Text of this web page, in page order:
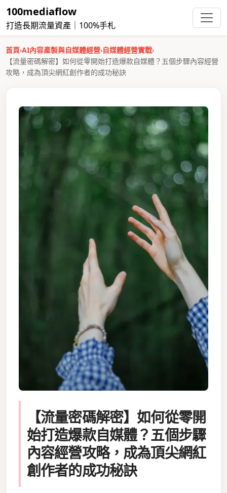
100mediaflow
打造長期流量資產｜100%手札
首頁›AI內容產製與自媒體經營›自媒體經營實戰›
【流量密碼解密】如何從零開始打造爆款自媒體？五個步驟內容經營
攻略，成為頂尖網紅創作者的成功秘訣
【流量密碼解密】如何從零開
始打造爆款自媒體？五個步驟
內容經營攻略，成為頂尖網紅
創作者的成功秘訣